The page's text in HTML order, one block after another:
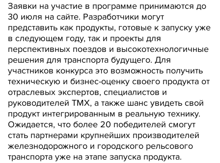
Заявки на участие в программе принимаются до
30 июля на сайте. Разработчики могут
представить как продукты, готовые к запуску уже
в следующем году, так и проекты для
перспективных поездов и высокотехнологичные
решения для транспорта будущего. Для
участников конкурса это возможность получить
техническую и бизнес-оценку своего продукта от
отраслевых экспертов, специалистов и
руководителей ТМХ, а также шанс увидеть свой
продукт интегрированным в реальную технику.
Ожидается, что более 20 победителей смогут
стать партнерами крупнейших производителей
железнодорожного и городского рельсового
транспорта уже на этапе запуска продукта.